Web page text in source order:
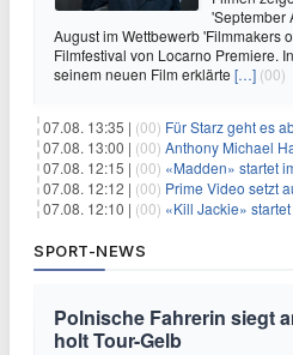
'September
August im Wettbewerb 'Filmmakers
Filmfestival von Locarno Premiere.
seinem neuen Film erklärte […] (00)
07.08. 13:35 | (00) Für Starz geht es
07.08. 13:00 | (00) Anthony Michael Hall: John
07.08. 12:15 | (00) «Madden» startet
07.08. 12:12 | (00) Prime Video setzt
07.08. 12:10 | (00) «Kill Jackie»
SPORT-NEWS
Polnische Fahrerin siegt
holt Tour-Gelb